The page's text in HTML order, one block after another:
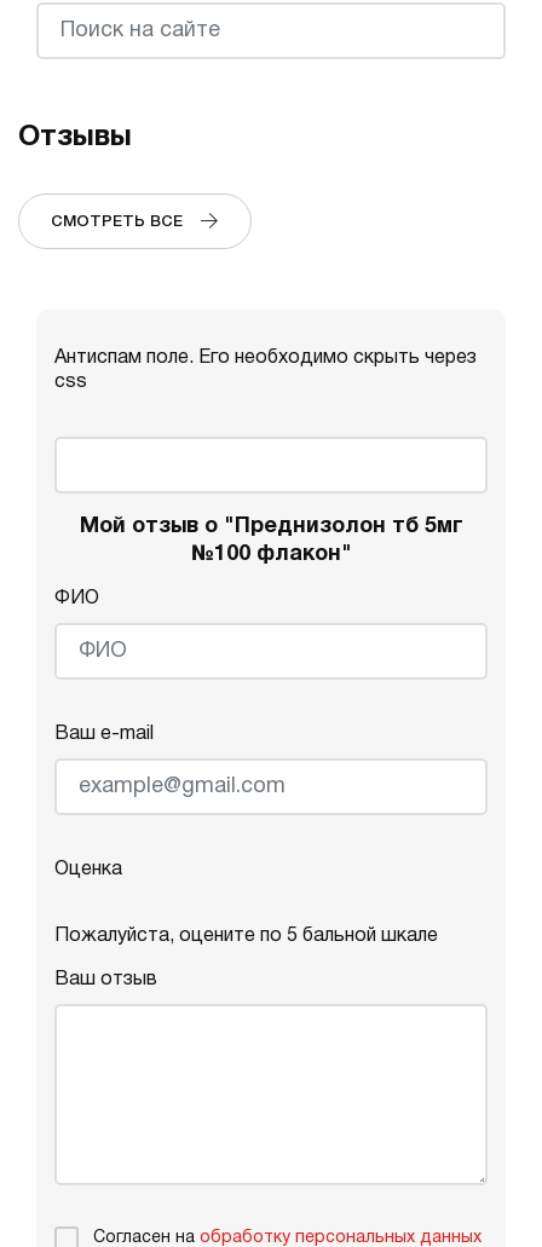
Отзывы
СМОТРЕТЬ ВСЕ
Антиспам поле. Его необходимо скрыть через
css
Мой отзыв о "Преднизолон тб 5мг
№100 флакон"
ФИО
Ваш e-mail
Оценка
Пожалуйста, оцените по 5 бальной шкале
Ваш отзыв
Согласен на обработку персональных данных